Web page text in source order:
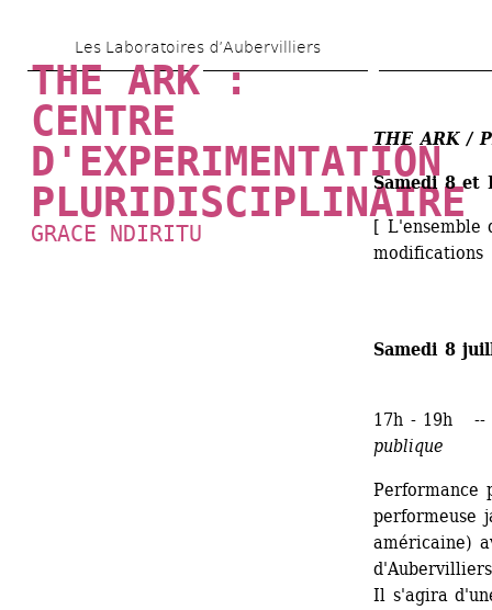
au
contenu
principal
Les Laboratoires d’Aubervilliers
THE ARK :
CENTRE
D'EXPERIMENTATION
PLURIDISCIPLINAIRE
GRACE NDIRITU
THE ARK /
Samedi 8 et
[ L'ensemble
modifications
Samedi 8
17h - 19h
publique
Performance
performeuse
américaine)
Il s'agira